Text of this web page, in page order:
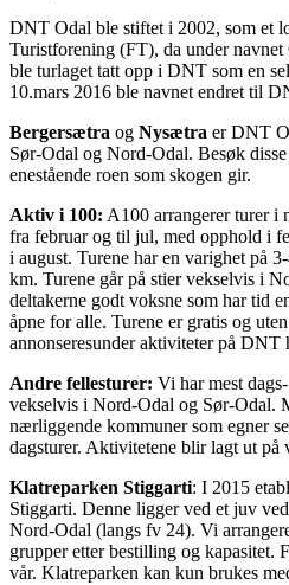
DNT Odal ble stiftet i 2002, som et
Turistforening (FT), da under
ble turlaget tatt opp i DNT som en
10.mars 2016 ble navnet endret til
Bergersætra og Nysætra er DNT
Sør-Odal og Nord-Odal. Besøk
enestående roen som skogen gir.
Aktiv i 100: A100 arrangerer turer i
fra februar og til jul, med opphold i
i august. Turene har en varighet på
km. Turene går på stier vekselvis i
deltakerne godt voksne som har tid
åpne for alle. Turene er gratis og
annonseresunder aktiviteter på DNT
Andre fellesturer: Vi har mest
vekselvis i Nord-Odal og Sør-Odal.
nærliggende kommuner som egner
dagsturer. Aktivitetene blir lagt ut på
Klatreparken Stiggarti: I 2015
Stiggarti. Denne ligger ved et juv
Nord-Odal (langs fv 24). Vi
grupper etter bestilling og kapasitet.
vår. Klatreparken kan kun brukes